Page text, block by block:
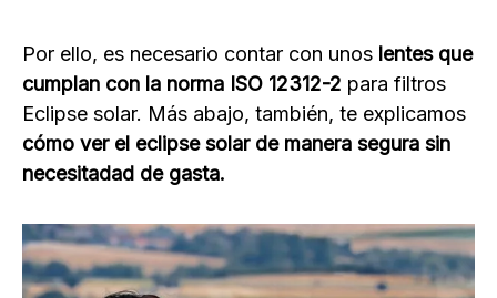
Por ello, es necesario contar con unos lentes que
cumplan con la norma ISO 12312-2 para filtros
Eclipse solar. Más abajo, también, te explicamos
cómo ver el eclipse solar de manera segura sin
necesitadad de gasta.